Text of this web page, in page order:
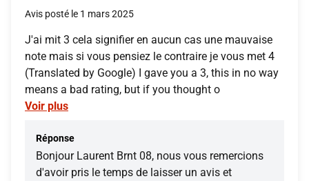
Avis posté le 1 mars 2025
J'ai mit 3 cela signifier en aucun cas une mauvaise
note mais si vous pensiez le contraire je vous met 4
(Translated by Google) I gave you a 3, this in no way
means a bad rating, but if you thought o
Voir plus
Réponse
Bonjour Laurent Brnt 08, nous vous remercions
d'avoir pris le temps de laisser un avis et